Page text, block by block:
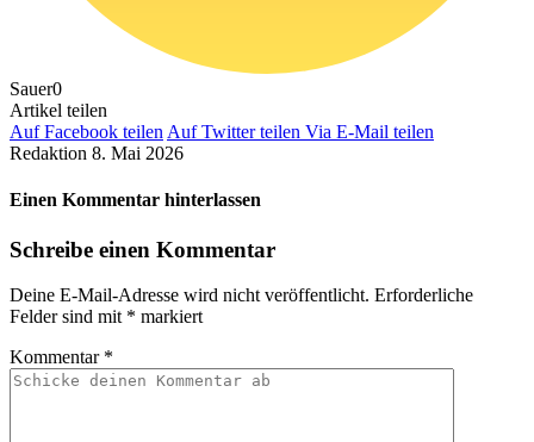
Sauer0
Artikel teilen
Auf Facebook teilen Auf Twitter teilen Via E-Mail teilen
Redaktion 8. Mai 2026
Einen Kommentar hinterlassen
Schreibe einen Kommentar
Deine E-Mail-Adresse wird nicht veröffentlicht. Erforderliche
Felder sind mit * markiert
Kommentar *